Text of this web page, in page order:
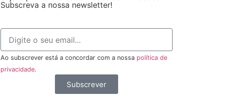
Subscreva a nossa newsletter!
Ao subscrever está a concordar com a nossa política de
privacidade.
Subscrever